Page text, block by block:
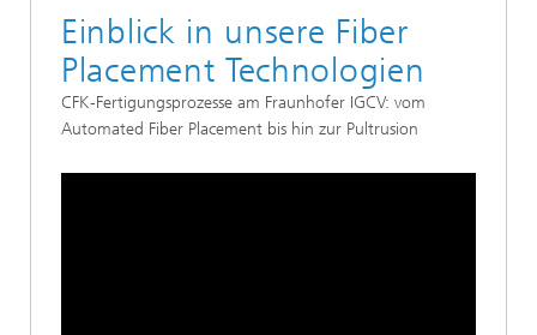
Einblick in unsere Fiber
Placement Technologien
CFK-Fertigungsprozesse am Fraunhofer IGCV: vom
Automated Fiber Placement bis hin zur Pultrusion